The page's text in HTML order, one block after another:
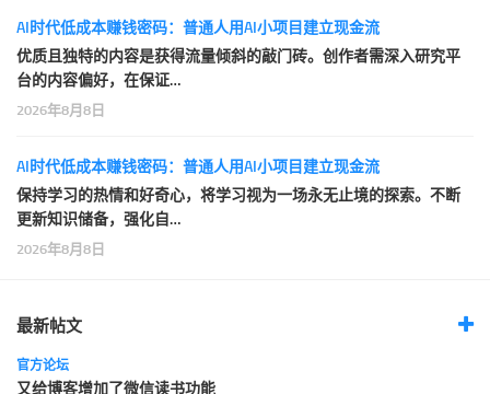
AI时代低成本赚钱密码：普通人用AI小项目建立现金流
优质且独特的内容是获得流量倾斜的敲门砖。创作者需深入研究平
台的内容偏好，在保证…
2026年8月8日
AI时代低成本赚钱密码：普通人用AI小项目建立现金流
保持学习的热情和好奇心，将学习视为一场永无止境的探索。不断
更新知识储备，强化自…
2026年8月8日
最新帖文
官方论坛
又给博客增加了微信读书功能